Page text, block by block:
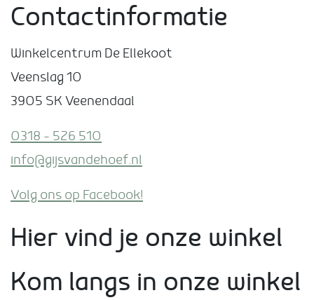
Contactinformatie
Winkelcentrum De Ellekoot
Veenslag 10
3905 SK Veenendaal
0318 – 526 510
info@gijsvandehoef.nl
Volg ons op Facebook!
Hier vind je onze winkel
Kom langs in onze winkel